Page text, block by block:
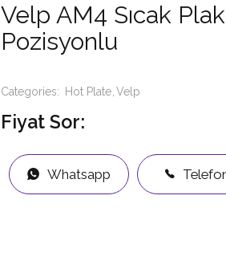
Velp AM4 Sıcak
Pozisyonlu
Categories: Hot Plate Velp
Fiyat Sor:
Whatsapp